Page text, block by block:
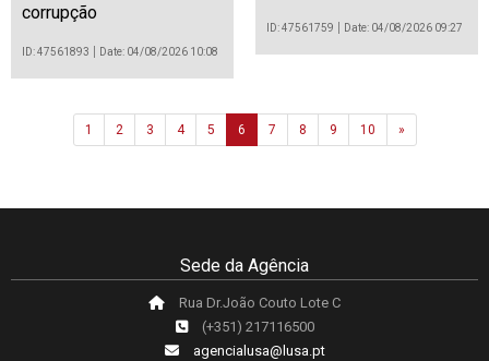
corrupção
ID: 47561893 Date: 04/08/2026 10:08
ID: 47561759 Date: 04/08/2026 09:27
1 2 3 4 5 6 7 8 9 10 »Next
Sede da Agência
Rua Dr.João Couto Lote C
(+351) 217116500
agencialusa@lusa.pt